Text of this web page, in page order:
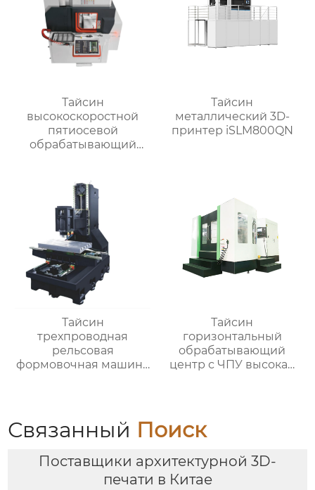
Тайсин
высокоскоростной
пятиосевой
обрабатывающий
Тайсин
металлический 3D-
принтер iSLM800QN
Тайсин
трехпроводная
рельсовая
формовочная машина
Тайсин
горизонтальный
обрабатывающий
центр с ЧПУ высокая
Связанный Поиск
Поставщики архитектурной 3D-
печати в Китае